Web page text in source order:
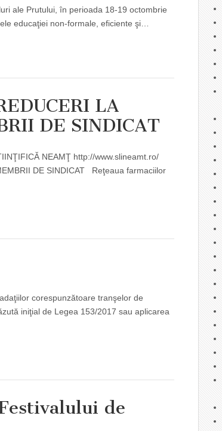
ale Prutului, în perioada 18-19 octombrie
educaţiei non-formale, eficiente şi…
LA
DE SINDICAT
NEAMŢ http://www.slineamt.ro/
DE SINDICAT Reţeaua farmaciilor
corespunzătoare tranşelor de
iniţial de Legea 153/2017 sau aplicarea
de